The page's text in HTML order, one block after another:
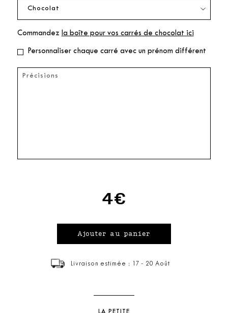
Commandez la boîte pour vos carrés de chocolat ici
Personnaliser chaque carré avec un prénom différent
4€
Livraison estimée : 17 - 20 Août